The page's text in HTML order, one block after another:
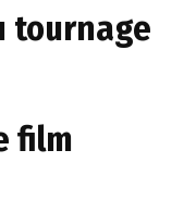
tournage
film